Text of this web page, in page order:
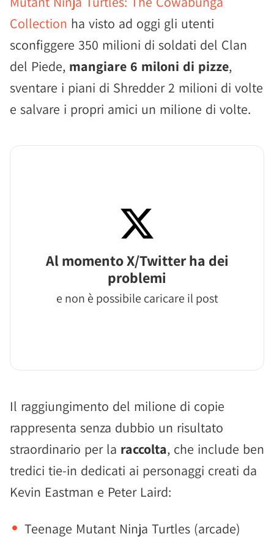
Collection ha visto ad oggi gli utenti
sconfiggere 350 milioni di soldati del Clan
del Piede, mangiare 6 miloni di pizze,
sventare i piani di Shredder 2 milioni di volte
e salvare i propri amici un milione di volte.
Al momento X/Twitter ha dei
problemi
e non è possibile caricare il post
Il raggiungimento del milione di copie
rappresenta senza dubbio un risultato
straordinario per la raccolta, che include ben
tredici tie-in dedicati ai personaggi creati da
Kevin Eastman e Peter Laird:
Teenage Mutant Ninja Turtles (arcade)